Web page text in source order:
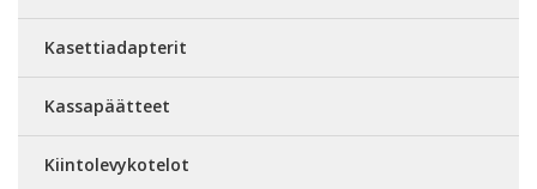
Kasettiadapterit
Kassapäätteet
Kiintolevykotelot